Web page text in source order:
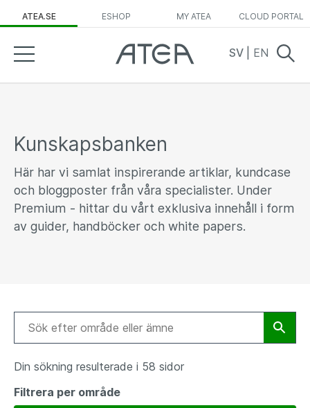
ATEA.SE ESHOP MY ATEA CLOUD PORTAL
SV EN
Kunskapsbanken
Här har vi samlat inspirerande artiklar, kundcase
och bloggposter från våra specialister. Under
Premium - hittar du vårt exklusiva innehåll i form
av guider, handböcker och white papers.
Din sökning resulterade i 58 sidor
Filtrera per område